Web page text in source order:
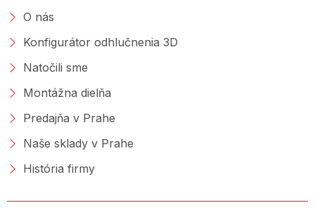
O nás
Konfigurátor odhlučnenia 3D
Natočili sme
Montážna dielňa
Predajňa v Prahe
Naše sklady v Prahe
História firmy